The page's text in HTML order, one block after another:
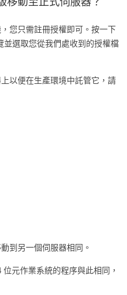
您只需註冊授權即可。按一下
選取您從我們處收到的授權檔
以便在生產環境中託管它，請
到另一個伺服器相同。
元作業系統的程序與此相同，